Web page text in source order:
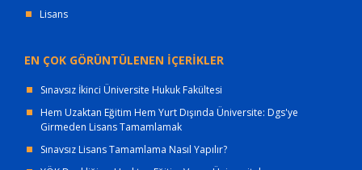
Lisans
EN ÇOK GÖRÜNTÜLENEN İÇERİKLER
Sınavsız İkinci Üniversite Hukuk Fakültesi
Hem Uzaktan Eğitim Hem Yurt Dışında Üniversite: Dgs'ye
Girmeden Lisans Tamamlamak
Sınavsız Lisans Tamamlama Nasıl Yapılır?